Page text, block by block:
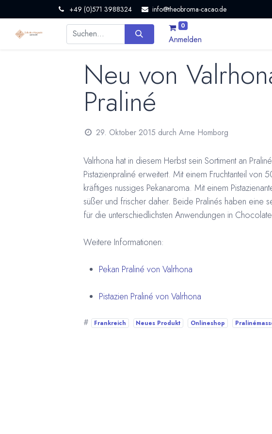
+49 (0)571 3988324 info@theobroma-cacao.de
0
Anmelden
Neu von
Praliné
29. Oktober 2015 durch Arne Homborg
Valrhona hat in diesem Herbst sein Sortiment an
Pistazienpraliné erweitert. Mit einem Fruchtanteil von
kräftiges nussiges Pekanaroma. Mit einem
süßer und frischer daher. Beide Pralinés haben eine
für die unterschiedlichsten Anwendungen in
Weitere Informationen:
Pekan Praliné von Valrhona
Pistazien Praliné von Valrhona
# Frankreich Neues Produkt Onlineshop